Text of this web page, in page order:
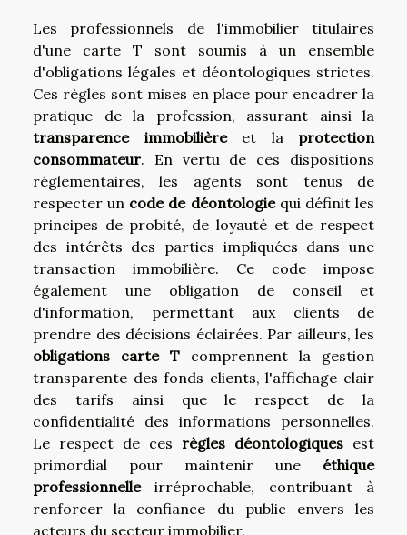
Les professionnels de l'immobilier titulaires
d'une carte T sont soumis à un ensemble
d'obligations légales et déontologiques strictes.
Ces règles sont mises en place pour encadrer la
pratique de la profession, assurant ainsi la
transparence immobilièreet la protection
consommateur. En vertu de ces dispositions
réglementaires, les agents sont tenus de
respecter un code de déontologiequi définit les
principes de probité, de loyauté et de respect
des intérêts des parties impliquées dans une
transaction immobilière. Ce code impose
également une obligation de conseil et
d'information, permettant aux clients de
prendre des décisions éclairées. Par ailleurs, les
obligations carte T comprennent la gestion
transparente des fonds clients, l'affichage clair
des tarifs ainsi que le respect de la
confidentialité des informations personnelles.
Le respect de ces règles déontologiques est
primordial pour maintenir une éthique
professionnelleirréprochable, contribuant à
renforcer la confiance du public envers les
acteurs du secteur immobilier.